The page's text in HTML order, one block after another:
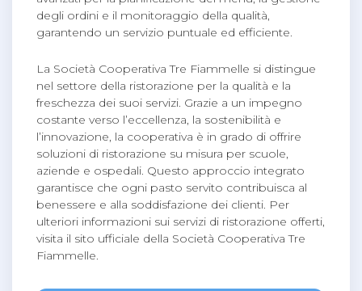
degli ordini e il monitoraggio della qualità,
garantendo un servizio puntuale ed efficiente.
La Società Cooperativa Tre Fiammelle si distingue
nel settore della ristorazione per la qualità e la
freschezza dei suoi servizi. Grazie a un impegno
costante verso l’eccellenza, la sostenibilità e
l’innovazione, la cooperativa è in grado di offrire
soluzioni di ristorazione su misura per scuole,
aziende e ospedali. Questo approccio integrato
garantisce che ogni pasto servito contribuisca al
benessere e alla soddisfazione dei clienti. Per
ulteriori informazioni sui servizi di ristorazione offerti,
visita il sito ufficiale della Società Cooperativa Tre
Fiammelle.